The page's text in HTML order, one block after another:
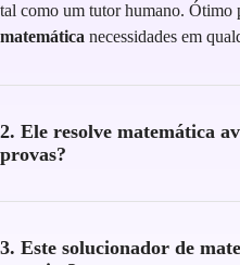
tal como um tutor humano. Ótimo
matemática necessidades em
2. Ele resolve matemática
provas?
3. Este solucionador de